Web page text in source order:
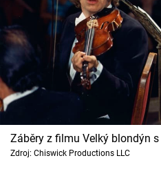
Záběry z filmu Velký blondýn
Zdroj: Chiswick Productions LLC